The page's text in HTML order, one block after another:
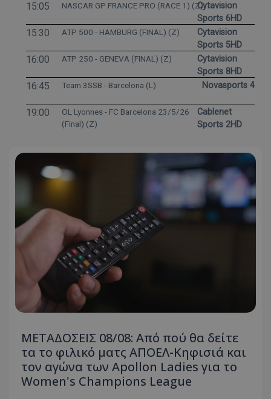
15:05 NASCAR GP FRANCE PRO (RACE 1) (Z)Cytavision
Sports 6HD
15:30 ATP 500 - HAMBURG (FINAL) (Z)
Cytavision
Sports 5HD
16:00 ATP 250 - GENEVA (FINAL) (Z)
Cytavision
Sports 8HD
16:45 Team 3SSB - Barcelona (L) Novasports 4
19:00
OL Lyonnes - FC Barcelona 23/5/26
(Final) (Z)
Cablenet
Sports 2HD
19:00 BOLOGNA - INTER (Z)
Cytavision
Cytavision
21:00
BAYERN MUNCHEN - STUTTGART (FINAL)
(Z)
21:45 LAZIO - PISA (Z)
22:00 VALENCIA - BARCELONA (Z)
22:00 GIRONA - ELCHE (Z)
Cytavision
Sports 6HD
22:00 REAL MADRID - ATHLETIC BILBAO (Z)Cytavision
ΜΕΤΑΔΟΣΕΙΣ 08/08: Από πού θα δείτε
τα το φιλικό ματς ΑΠΟΕΛ-Κηφισιά και
τον αγώνα των Apollon Ladies για το
Women's Champions League